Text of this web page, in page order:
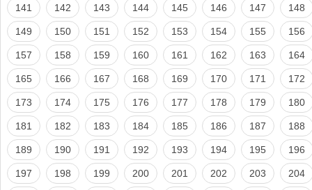
141 142 143 144 145 146 147 148
149 150 151 152 153 154 155 156
157 158 159 160 161 162 163 164
165 166 167 168 169 170 171 172
173 174 175 176 177 178 179 180
181 182 183 184 185 186 187 188
189 190 191 192 193 194 195 196
197 198 199 200 201 202 203 204